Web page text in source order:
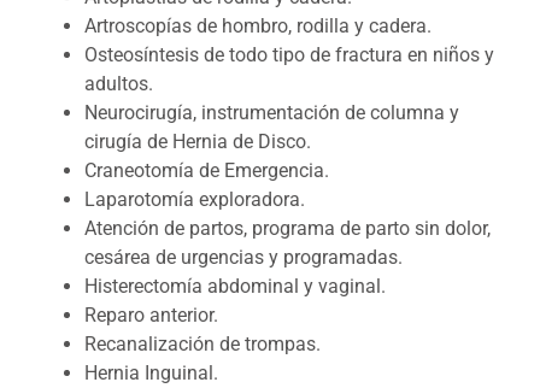
Artroscopías de hombro, rodilla y cadera.
Osteosíntesis de todo tipo de fractura en niños y
adultos.
Neurocirugía, instrumentación de columna y
cirugía de Hernia de Disco.
Craneotomía de Emergencia.
Laparotomía exploradora.
Atención de partos, programa de parto sin dolor,
cesárea de urgencias y programadas.
Histerectomía abdominal y vaginal.
Reparo anterior.
Recanalización de trompas.
Hernia Inguinal.